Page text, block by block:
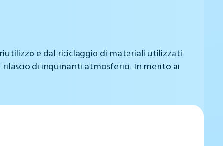
e dal riciclaggio di materiali utilizzati.
di inquinanti atmosferici. In merito ai